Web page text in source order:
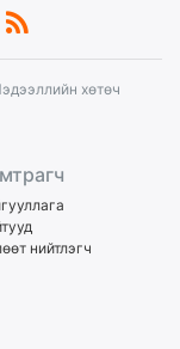
хөтөч
нийтлэгч